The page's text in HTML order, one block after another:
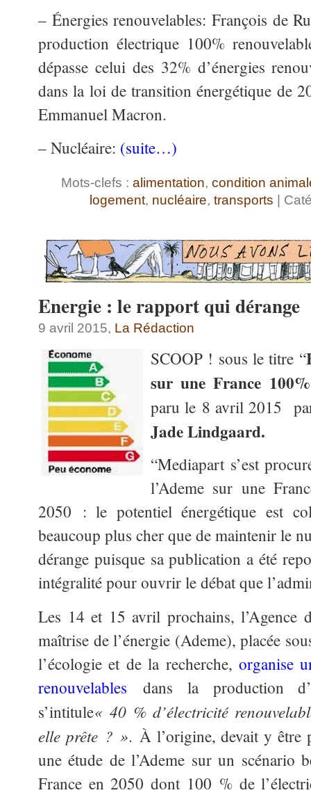
– Énergies renouvelables: François de
production électrique 100%
dépasse celui des 32% d’énergies
dans la loi de transition énergétique de
Emmanuel Macron.
– Nucléaire: (suite…)
Mots-clefs : alimentation, condition
logement, nucléaire, transports |
Energie : le rapport qui dérange
9 avril 2015, La Rédaction
SCOOP ! sous le titre “
sur une France
paru le 8 avril 2015
Jade Lindgaard.
“Mediapart s’est
l’Ademe sur une
2050 : le potentiel énergétique est
beaucoup plus cher que de maintenir le
dérange puisque sa publication a été
intégralité pour ouvrir le débat que
Les 14 et 15 avril prochains, l’Agence
maîtrise de l’énergie (Ademe), placée
l’écologie et de la recherche, organise
renouvelables dans la production
s’intitule« 40 % d’électricité
elle prête ? ». À l’origine, devait y être
une étude de l’Ademe sur un scénario
France en 2050 dont 100 % de